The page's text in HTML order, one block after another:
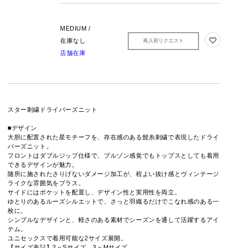
MEDIUM /
在庫なし
店舗在庫
再入荷リクエスト
スター刺繍ドライバーズニット
■デザイン
大胆に配置された星モチーフを、存在感のある髭糸刺繍で表現したドライ
バーズニット。
フロントはダブルジップ仕様で、ブルゾン感覚でもトップスとしても着用
できるデザインが魅力。
随所に施されたさりげないダメージ加工が、程よい抜け感とヴィンテージ
ライクな雰囲気をプラス。
サイドにはポケットを配置し、デザイン性と実用性を両立。
ゆとりのあるルーズシルエットで、さっと羽織るだけでこなれ感のある一
枚に。
シンプルなデザインと、軽さのある素材でシーズンを通して活躍するアイ
テム。
ユニセックスで着用可能な2サイズ展開。